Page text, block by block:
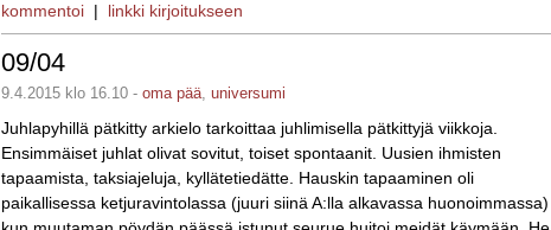
kommentoi | linkki kirjoitukseen
09/04
9.4.2015 klo 16.10 - oma pää, universumi
Juhlapyhillä pätkitty arkielo tarkoittaa juhlimisella pätkittyjä viikkoja.
Ensimmäiset juhlat olivat sovitut, toiset spontaanit. Uusien ihmisten
tapaamista, taksiajeluja, kyllätetiedätte. Hauskin tapaaminen oli
paikallisessa ketjuravintolassa (juuri siinä A:lla alkavassa huonoimmassa)